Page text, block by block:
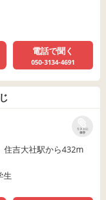
電話で聞く
050-3134-4691
リストに
保存
住吉大社駅から432m
生